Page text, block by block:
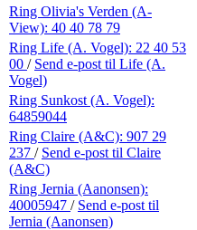
Ring Olivia's Verden (A-
View): 40 40 78 79
Ring Life (A. Vogel): 22 40 53
00 / Send e-post til Life (A.
Vogel)
Ring Sunkost (A. Vogel):
64859044
Ring Claire (A&C): 907 29
237 / Send e-post til Claire
(A&C)
Ring Jernia (Aanonsen):
40005947 / Send e-post til
Jernia (Aanonsen)